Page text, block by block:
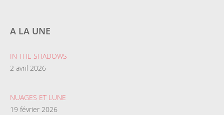
A LA UNE
IN THE SHADOWS
2 avril 2026
NUAGES ET LUNE
19 février 2026